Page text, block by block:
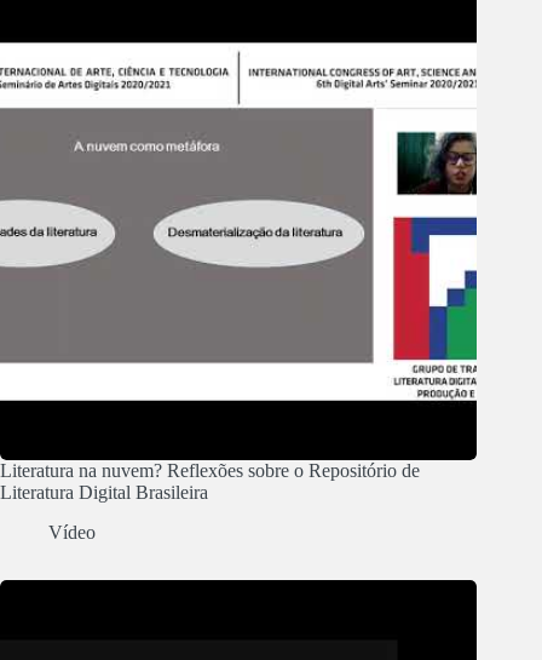
Literatura na nuvem? Reflexões sobre o Repositório de
Literatura Digital Brasileira
Vídeo